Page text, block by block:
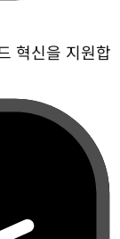
혁신을 지원합